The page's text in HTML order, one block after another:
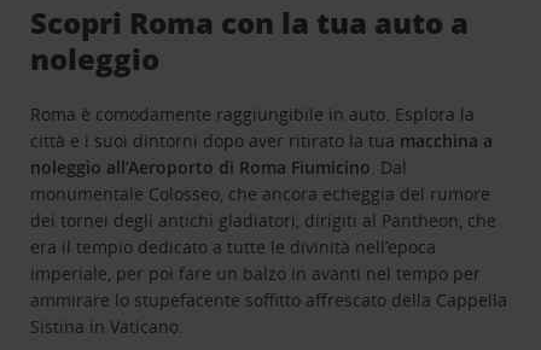
Scopri Roma con la tua auto a
noleggio
Roma è comodamente raggiungibile in auto. Esplora la
città e i suoi dintorni dopo aver ritirato la tua macchina a
noleggio all’Aeroporto di Roma Fiumicino . Dal
monumentale Colosseo, che ancora echeggia del rumore
dei tornei degli antichi gladiatori, dirigiti al Pantheon, che
era il tempio dedicato a tutte le divinità nell’epoca
imperiale, per poi fare un balzo in avanti nel tempo per
ammirare lo stupefacente soffitto affrescato della Cappella
Sistina in Vaticano.